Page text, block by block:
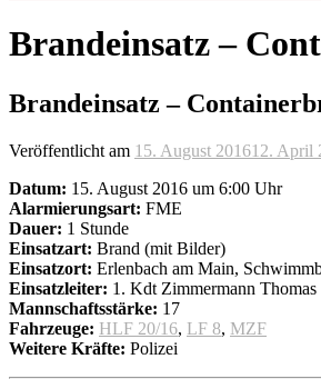
Brandeinsatz –
Brandeinsatz –
Veröffentlicht am 15. August 201612. April
Datum: 15. August 2016 um 6:00 Uhr
Alarmierungsart: FME
Dauer: 1 Stunde
Einsatzart: Brand (mit Bilder)
Einsatzort: Erlenbach am Main,
Einsatzleiter: 1. Kdt Zimmermann Thomas
Mannschaftsstärke: 17
Fahrzeuge: HLF 20/16, LF 8, MZF
Weitere Kräfte: Polizei